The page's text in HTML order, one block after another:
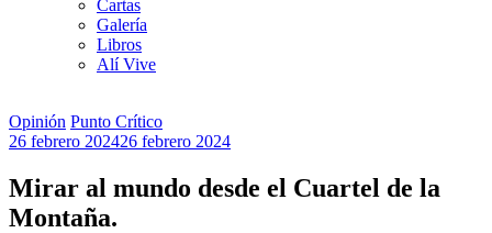
Cartas
Galería
Libros
Alí Vive
Opinión Punto Crítico
26 febrero 202426 febrero 2024
Mirar al mundo desde el Cuartel de la
Montaña.